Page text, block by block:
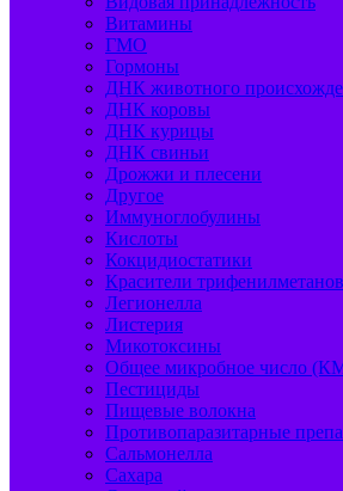
Витамины
ГМО
Гормоны
ДНК животного
ДНК коровы
ДНК курицы
ДНК свиньи
Дрожжи и плесени
Другое
Иммуноглобулины
Кислоты
Кокцидиостатики
Красители
Легионелла
Листерия
Микотоксины
Общее микробное число
Пестициды
Пищевые волокна
Противопаразитарные
Сальмонелла
Сахара